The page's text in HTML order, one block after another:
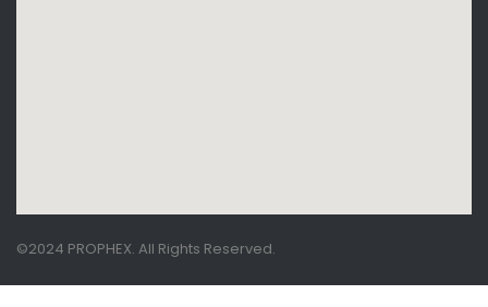
©2024 PROPHEX. All Rights Reserved.